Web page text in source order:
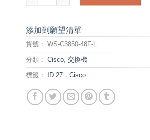
添加到願望清單
貨號： WS-C3850-48F-L
分類： Cisco 交換機
標籤： ID:27，Cisco